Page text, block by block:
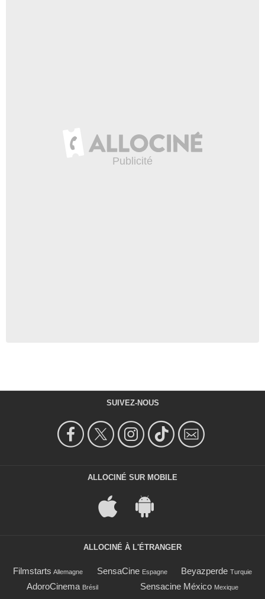
SUIVEZ-NOUS
ALLOCINÉ SUR MOBILE
ALLOCINÉ À L'ÉTRANGER
Filmstarts Allemagne SensaCine Espagne Beyazperde Turquie
AdoroCinema Brésil Sensacine México Mexique